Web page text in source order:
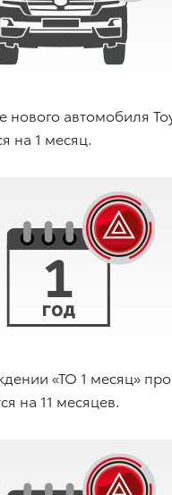
нового автомобиля
на 1 месяц.
«ТО 1 месяц»
на 11 месяцев.